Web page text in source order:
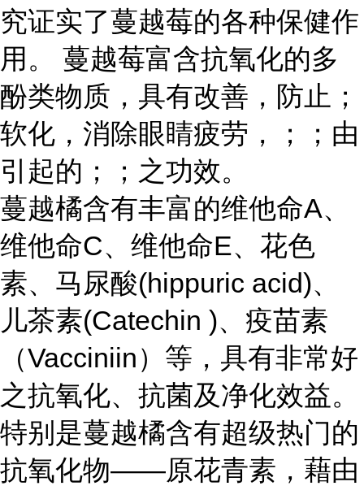
究证实了蔓越莓的各种保健作
用。 蔓越莓富含抗氧化的多
酚类物质，具有改善，防止；
软化，消除眼睛疲劳，；；由
引起的；；之功效。
蔓越橘含有丰富的维他命A、
维他命C、维他命E、花色
素、马尿酸(hippuric acid)、
儿茶素(Catechin )、疫苗素
（Vacciniin）等，具有非常好
之抗氧化、抗菌及净化效益。
特别是蔓越橘含有超级热门的
抗氧化物——原花青素，藉由